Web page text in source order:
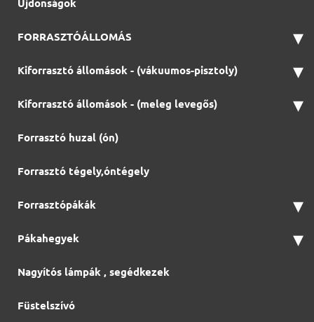
Újdonságok
FORRASZTÓÁLLOMÁS ▾
Kiforrasztó állomások - (vákuumos-pisztoly) ▾
Kiforrasztó állomások - (meleg levegős) ▾
Forrasztó huzal (ón)
Forrasztó tégely,óntégely
Forrasztópákák ▾
Pákahegyek ▾
Nagyítós lámpák , segédkezek
Füstelszívó